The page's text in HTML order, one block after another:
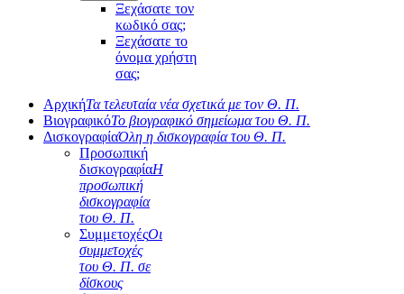
Ξεχάσατε τον
κωδικό σας;
Ξεχάσατε το
όνομα χρήστη
σας;
ΑρχικήΤα τελευταία νέα σχετικά με τον Θ. Π.
ΒιογραφικόΤο βιογραφικό σημείωμα του Θ. Π.
ΔισκογραφίαΌλη η δισκογραφία του Θ. Π.
Προσωπική
δισκογραφίαΗ
προσωπική
δισκογραφία
του Θ. Π.
ΣυμμετοχέςΟι
συμμετοχές
του Θ. Π. σε
δίσκους